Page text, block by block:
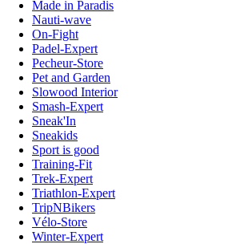
Made in Paradis
Nauti-wave
On-Fight
Padel-Expert
Pecheur-Store
Pet and Garden
Slowood Interior
Smash-Expert
Sneak'In
Sneakids
Sport is good
Training-Fit
Trek-Expert
Triathlon-Expert
TripNBikers
Vélo-Store
Winter-Expert